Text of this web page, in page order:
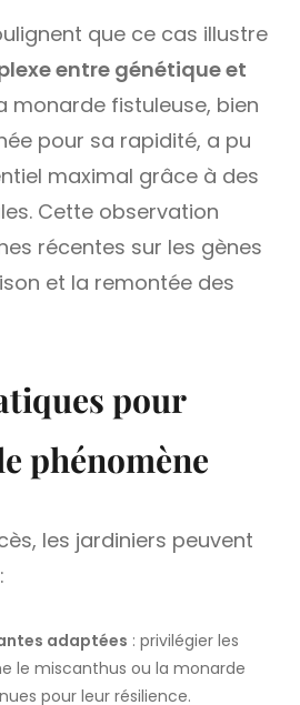
que ce cas illustre
entre génétique et
monarde fistuleuse, bien
pour sa rapidité, a pu
maximal grâce à des
Cette observation
récentes sur les gènes
et la remontée des
pour
phénomène
les jardiniers peuvent
adaptées : privilégier les
le miscanthus ou la monarde
pour leur résilience.